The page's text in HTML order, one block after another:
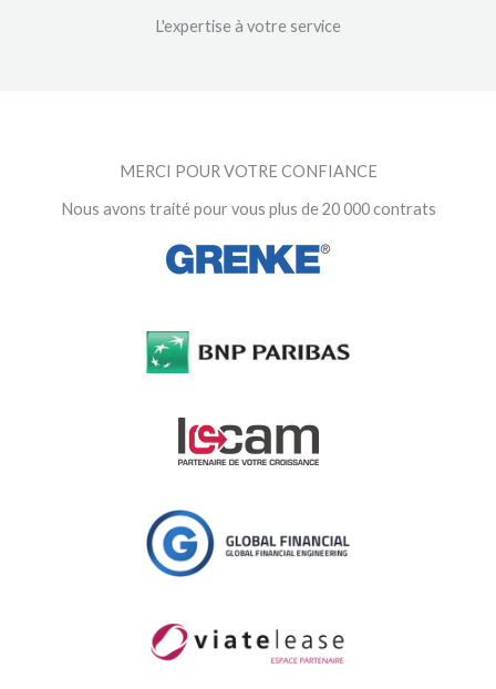
L'expertise à votre service
MERCI POUR VOTRE CONFIANCE
Nous avons traité pour vous plus de 20 000 contrats